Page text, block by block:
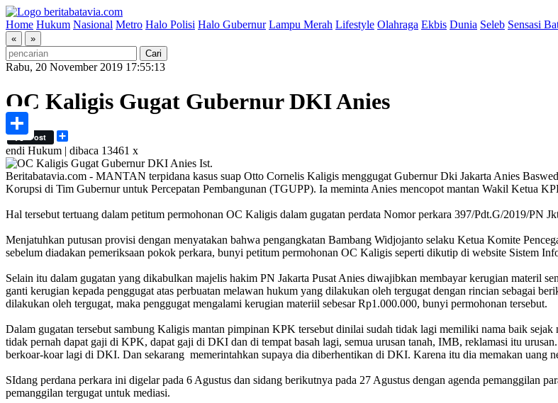
Home Hukum Nasional Metro Halo Polisi Halo Gubernur Lampu Merah Lifestyle Olahraga Ekbis Dunia Seleb Sensasi
« »
Rabu, 20 November 2019 17:55:13
OC Kaligis Gugat Gubernur DKI Anies
Post
endi Hukum | dibaca 13461 x
Ist.
Beritabatavia.com - MANTAN terpidana kasus suap Otto Cornelis Kaligis menggugat Gubernur Dki Jakarta Anies
Korupsi di Tim Gubernur untuk Percepatan Pembangunan (TGUPP). Ia meminta Anies mencopot mantan Wakil Ketua
Hal tersebut tertuang dalam petitum permohonan OC Kaligis dalam gugatan perdata Nomor perkara 397/Pdt.G/2019/PN
Menjatuhkan putusan provisi dengan menyatakan bahwa pengangkatan Bambang Widjojanto selaku Ketua Komite
sebelum diadakan pemeriksaan pokok perkara, bunyi petitum permohonan OC Kaligis seperti dikutip di website Sistem
Selain itu dalam gugatan yang dikabulkan majelis hakim PN Jakarta Pusat Anies diwajibkan membayar kerugian materil
ganti kerugian kepada penggugat atas perbuatan melawan hukum yang dilakukan oleh tergugat dengan rincian sebagai
dilakukan oleh tergugat, maka penggugat mengalami kerugian materiil sebesar Rp1.000.000, bunyi permohonan tersebut.
Dalam gugatan tersebut sambung Kaligis mantan pimpinan KPK tersebut dinilai sudah tidak lagi memiliki nama baik
tidak pernah dapat gaji di KPK, dapat gaji di DKI dan di tempat basah lagi, semua urusan tanah, IMB, reklamasi itu
berkoar-koar lagi di DKI. Dan sekarang memerintahkan supaya dia diberhentikan di DKI. Karena itu dia memakan uang
SIdang perdana perkara ini digelar pada 6 Agustus dan sidang berikutnya pada 27 Agustus dengan agenda pemanggilan
pemanggilan tergugat untuk mediasi.
Share